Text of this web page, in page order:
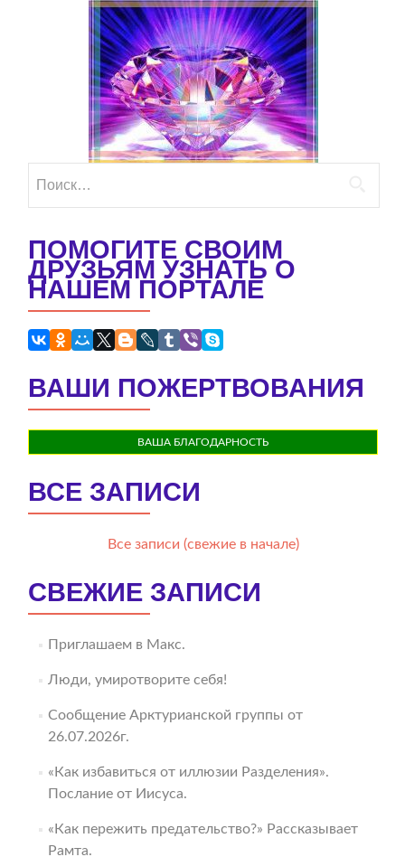
ПОМОГИТЕ СВОИМ
ДРУЗЬЯМ УЗНАТЬ О
НАШЕМ ПОРТАЛЕ
ВАШИ ПОЖЕРТВОВАНИЯ
ВАША БЛАГОДАРНОСТЬ
ВСЕ ЗАПИСИ
Все записи (свежие в начале)
СВЕЖИЕ ЗАПИСИ
Приглашаем в Макс.
Люди, умиротворите себя!
Сообщение Арктурианской группы от
26.07.2026г.
«Как избавиться от иллюзии Разделения».
Послание от Иисуса.
«Как пережить предательство?» Рассказывает
Рамта.